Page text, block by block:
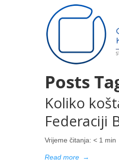
Posts
Koliko
Federaciji
Vrijeme čitanja: < 1 min
Read more →